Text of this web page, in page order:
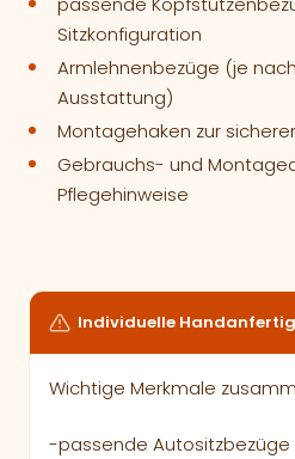
Sitzkonfiguration
Armlehnenbezüge (je
Ausstattung)
Montagehaken zur
Gebrauchs- und
Pflegehinweise
Individuelle
Wichtige Merkmale
-passende Autositzbezüge